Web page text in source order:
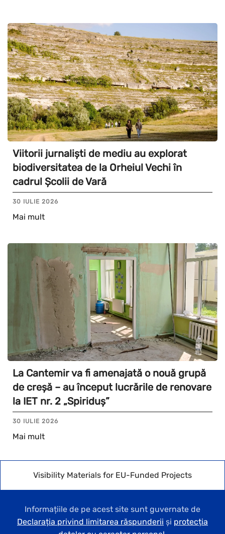
Viitorii jurnaliști de mediu au explorat
biodiversitatea de la Orheiul Vechi în
cadrul Școlii de Vară
30 IULIE 2026
Mai mult
La Cantemir va fi amenajată o nouă grupă
de creșă – au început lucrările de renovare
la IET nr. 2 „Spiriduș”
30 IULIE 2026
Mai mult
Visibility Materials for EU-Funded Projects
Informațiile de pe acest site sunt guvernate de
Declarația privind limitarea răspunderii și protecția